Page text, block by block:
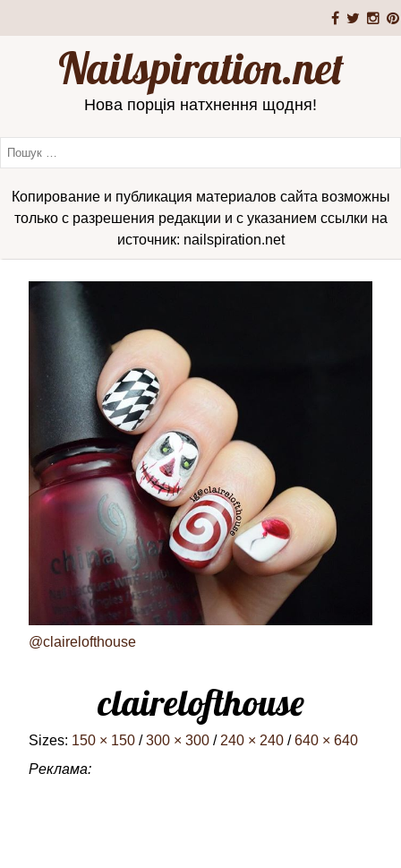
Nailspiration.net
Нова порція натхнення щодня!
Копирование и публикация материалов сайта возможны
только с разрешения редакции и с указанием ссылки на
источник: nailspiration.net
@clairelofthouse
clairelofthouse
Sizes: 150 × 150 / 300 × 300 / 240 × 240 / 640 × 640
Реклама: